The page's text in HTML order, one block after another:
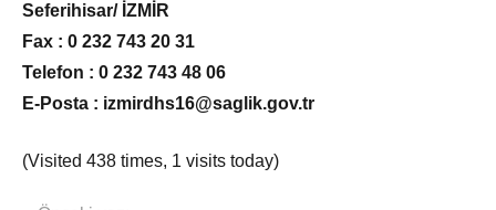
Seferihisar/ İZMİR
Fax : 0 232 743 20 31
Telefon : 0 232 743 48 06
E-Posta : izmirdhs16@saglik.gov.tr
(Visited 438 times, 1 visits today)